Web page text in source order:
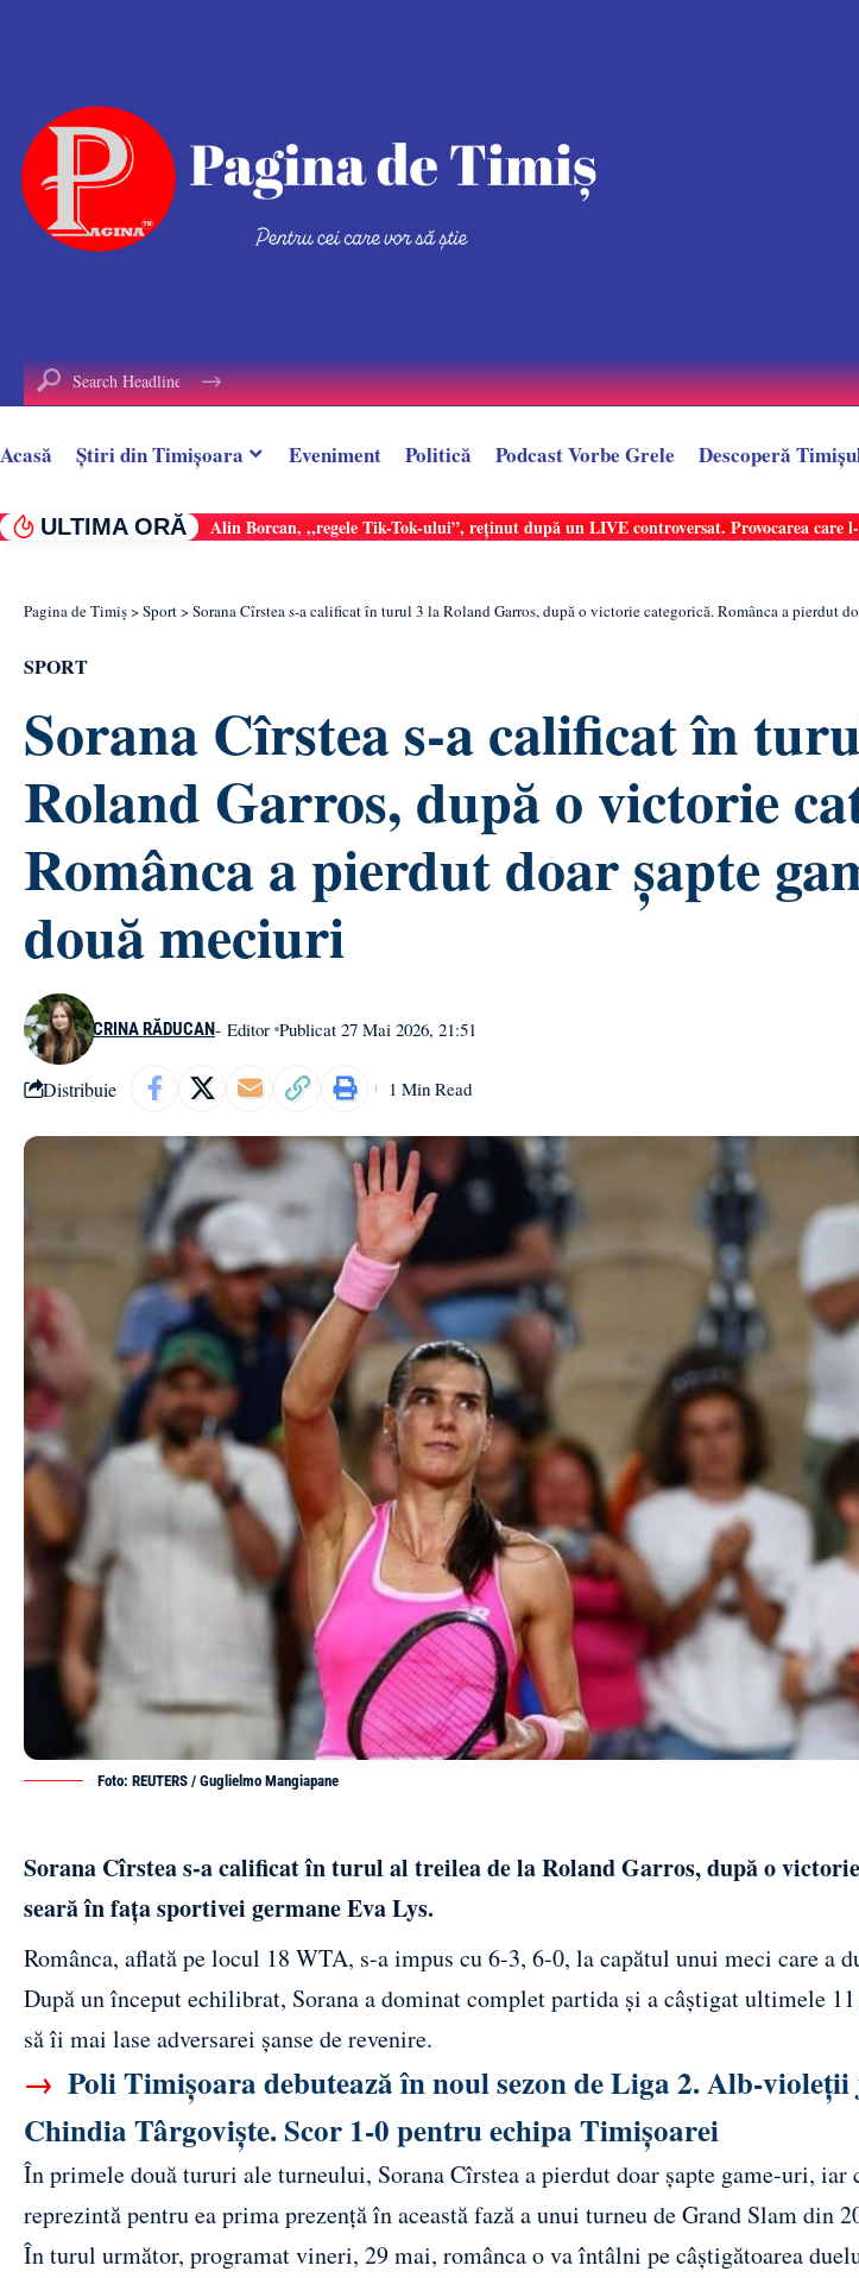
Acasă Știri din Timișoara Eveniment Politică Podcast Vorbe Grele Descoperă
ULTIMA ORĂ Alin Borcan, ,,regele Tik-Tok-ului”, reținut după un LIVE controversat. Provocarea
Pagina de Timiș>Sport>Sorana Cîrstea s-a calificat în turul 3 la Roland Garros, după o victorie categorică. Românca a pierdut
SPORT
Sorana Cîrstea s-a calificat în
Roland Garros, după o victorie
Românca a pierdut doar șapte
două meciuri
CRINA RĂDUCAN- Editor Publicat 27 Mai 2026, 21:51
Distribuie 1 Min Read
Foto: REUTERS / Guglielmo Mangiapane
Sorana Cîrstea s-a calificat în turul al treilea de la Roland Garros, după o
seară în fața sportivei germane Eva Lys.
Românca, aflată pe locul 18 WTA, s-a impus cu 6-3, 6-0, la capătul unui meci care a
După un început echilibrat, Sorana a dominat complet partida și a câștigat ultimele
să îi mai lase adversarei șanse de revenire.
→ Poli Timișoara debutează în noul sezon de Liga 2. Alb-violeții
Chindia Târgoviște. Scor 1-0 pentru echipa Timișoarei
În primele două tururi ale turneului, Sorana Cîrstea a pierdut doar șapte game-uri,
reprezintă pentru ea prima prezență în această fază a unui turneu de Grand Slam din
În turul următor, programat vineri, 29 mai, românca o va întâlni pe câștigătoarea